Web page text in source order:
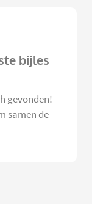
bijles
gevonden!
samen de